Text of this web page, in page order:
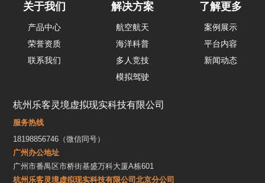
关于我们
产品中心
荣誉资质
联系我们
解决方案
航空航天
海洋科普
多人竞技
模拟驾驶
了解更多
案例展示
平台内容
新闻动态
杭州乐客灵境虚拟现实科技有限公司
服务热线
18198856746（微信同号）
广州办公地址
广州市番禺区市桥街基盛万科大厦A栋601
杭州乐客灵境虚拟现实科技有限公司北京分公司